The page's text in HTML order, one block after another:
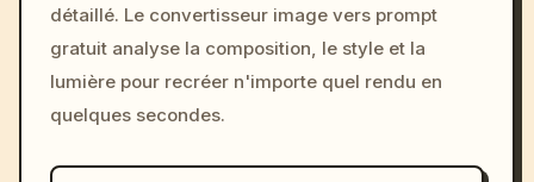
colors, 8k --v 6.0
détaillé. Le convertisseur image vers prompt
gratuit analyse la composition, le style et la
lumière pour recréer n'importe quel rendu en
quelques secondes.